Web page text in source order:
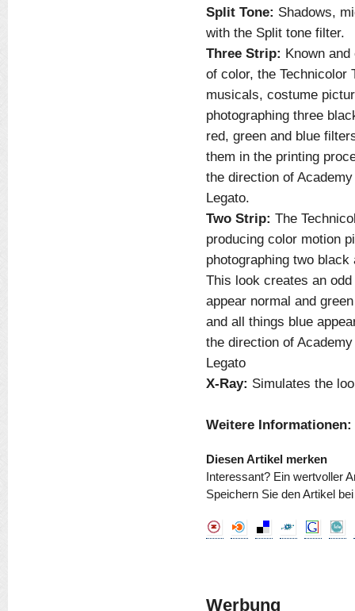
Split Tone: Shadows,
with the Split tone filter.
Three Strip: Known
of color, the Technicolor
musicals, costume
photographing three
red, green and blue
them in the printing
the direction of
Legato.
Two Strip: The
producing color motion
photographing two
This look creates an
appear normal and
and all things blue
the direction of
Legato
X-Ray: Simulates the
Weitere Informationen:
Diesen Artikel merken
Interessant? Ein wertvoller
Speichern Sie den Artikel
Werbung